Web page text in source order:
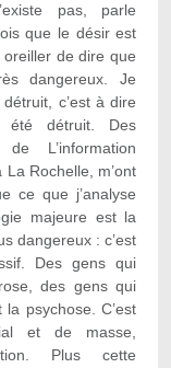
pas, parle
que le désir est
de dire que
dangereux. Je
c’est à dire
été détruit. Des
L’information
Rochelle, m’ont
ce que j’analyse
majeure est la
dangereux : c’est
Des gens qui
des gens qui
psychose. C’est
et de masse,
Plus cette